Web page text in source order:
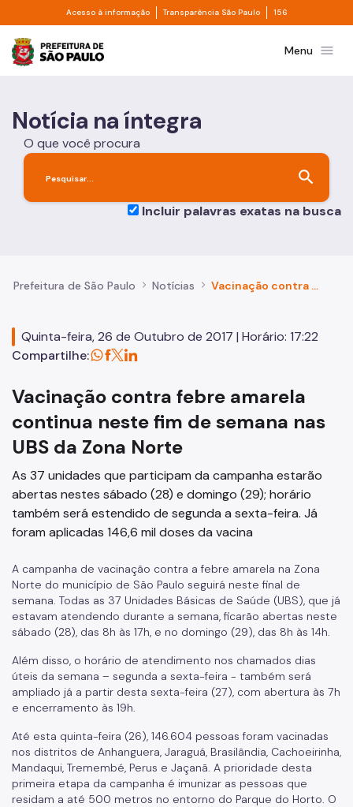
Pular para o Conteúdo principal
Acesso à informação Divisor de acesso à informação
Transparência São Paulo Divisor de
156
Prefeitura de São PauloMenu menu
Notícia na íntegra
O que você procura
search
Incluir palavras exatas na busca
Prefeitura de São Paulo Notícias Vacinação contra febre amarela continua neste fim de semana nas UBS da Zona Norte
Quinta-feira, 26 de Outubro de 2017 | Horário: 17:22
Compartilhe:
Vacinação contra febre amarela
continua neste fim de semana nas
UBS da Zona Norte
As 37 unidades que participam da campanha estarão
abertas nestes sábado (28) e domingo (29); horário
também será estendido de segunda a sexta-feira. Já
foram aplicadas 146,6 mil doses da vacina
A campanha de vacinação contra a febre amarela na Zona
Norte do município de São Paulo seguirá neste final de
semana. Todas as 37 Unidades Básicas de Saúde (UBS), que já
estavam atendendo durante a semana, ficarão abertas neste
sábado (28), das 8h às 17h, e no domingo (29), das 8h às 14h.
Além disso, o horário de atendimento nos chamados dias
úteis da semana – segunda a sexta-feira - também será
ampliado já a partir desta sexta-feira (27), com abertura às 7h
e encerramento às 19h.
Até esta quinta-feira (26), 146.604 pessoas foram vacinadas
nos distritos de Anhanguera, Jaraguá, Brasilândia, Cachoeirinha,
Mandaqui, Tremembé, Perus e Jaçanã. A prioridade desta
primeira etapa da campanha é imunizar as pessoas que
residam a até 500 metros no entorno do Parque do Horto. O